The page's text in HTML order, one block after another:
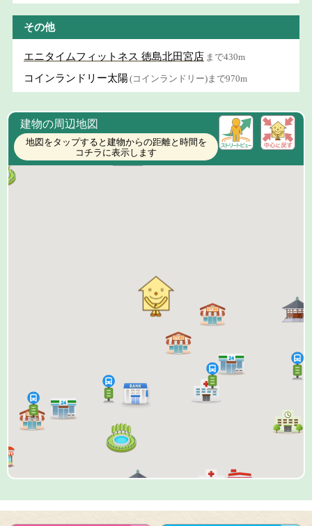
その他
エニタイムフィットネス 徳島北田宮店 まで430m
コインランドリー太陽(コインランドリー)まで970m
建物の周辺地図
地図をタップすると建物からの距離と時間を
コチラに表示します